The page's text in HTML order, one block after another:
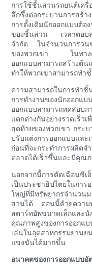
การใช้ชิ้นส่วนรถยนต์เครื่
ลึกซึ้งต่อกระบวนการสร้
การดั้งเดิมนักออกแบบต้อ
ของชิ้นส่วน เวลาตอบส
จำกัด ในจำนวนการวนซ้
ของพวกเขา ในทางต
ออกแบบสามารถสร้างต้น
ทำให้พวกเขาสามารถทำ
ความสามารถในการทำชิ้
การทำงานของนักออกแ
ออกแบบสามารถทดสอบ
แตกต่างกันอย่างรวดเร็
สุดท้ายของพวกเขา กระ
ปรับแต่งการออกแบบแล
ก่อนที่จะกระทำการผลิต
ตลาดได้เร็วขึ้นและมีคุณ
นอกจากนี้การตัดเฉือนซีเ
เป็นประชาธิปไตยในกา
ใหญ่ที่มีทรัพยากรจำนวน
ส่วนได้ ตอนนี้ด้วยความพ
สตาร์ทอัพขนาดเล็กและ
คุณภาพสูงของการออกแ
เล่นในอุตสาหกรรมยานย
แข่งขันได้มากขึ้น
อนาคตของการออกแบบอั